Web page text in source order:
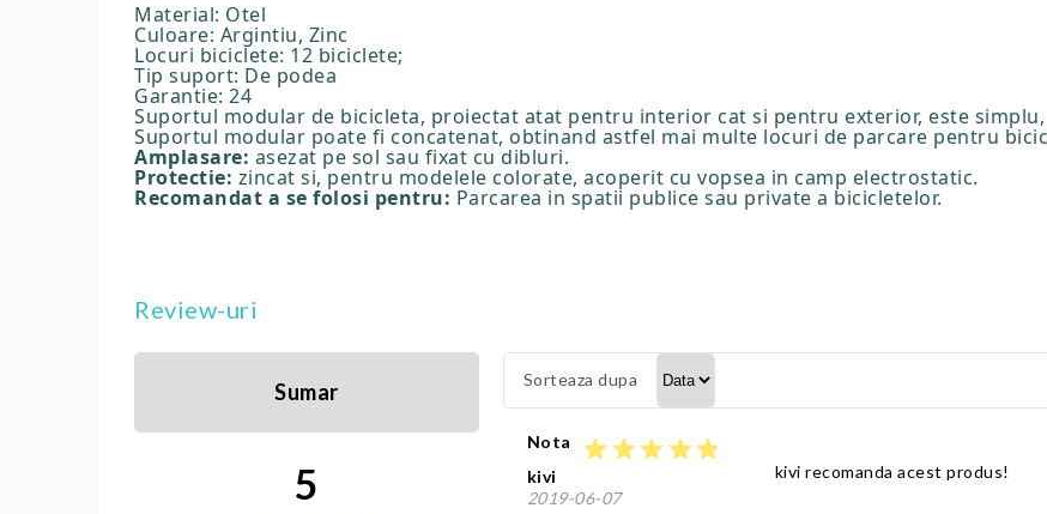
Material: Otel
Culoare: Argintiu, Zinc
Locuri biciclete: 12 biciclete;
Tip suport: De podea
Garantie: 24
Suportul modular de bicicleta, proiectat atat pentru interior cat si pentru exterior, este
Suportul modular poate fi concatenat, obtinand astfel mai multe locuri de parcare pentru
Amplasare: asezat pe sol sau fixat cu dibluri.
Protectie: zincat si, pentru modelele colorate, acoperit cu vopsea in camp electrostatic.
Recomandat a se folosi pentru: Parcarea in spatii publice sau private a bicicletelor.
Review-uri
Sumar
5
Sorteaza dupa
Nota starstarstarstarstar
kivi
2019-06-07
kivi recomanda acest produs!